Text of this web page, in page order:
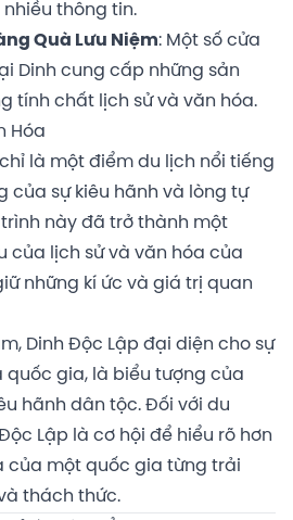
thông tin.
Quà Lưu Niệm: Một số cửa
Dinh cung cấp những sản
tính chất lịch sử và văn hóa.
Hóa
là một điểm du lịch nổi tiếng
của sự kiêu hãnh và lòng tự
này đã trở thành một
của lịch sử và văn hóa của
những kí ức và giá trị quan
Dinh Độc Lập đại diện cho sự
gia, là biểu tượng của
hãnh dân tộc. Đối với du
Lập là cơ hội để hiểu rõ hơn
của một quốc gia từng trải
thách thức.